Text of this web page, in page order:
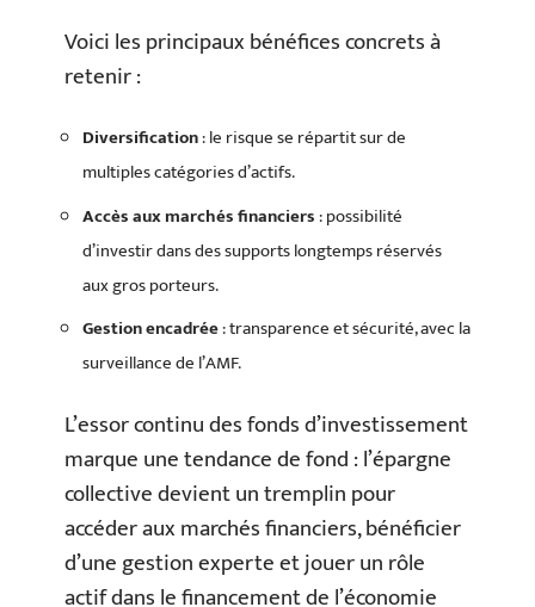
Voici les principaux bénéfices concrets à
retenir :
Diversification: le risque se répartit sur de
multiples catégories d’actifs.
Accès aux marchés financiers: possibilité
d’investir dans des supports longtemps réservés
aux gros porteurs.
Gestion encadrée: transparence et sécurité, avec la
surveillance de l’AMF.
L’essor continu des fonds d’investissement
marque une tendance de fond : l’épargne
collective devient un tremplin pour
accéder aux marchés financiers, bénéficier
d’une gestion experte et jouer un rôle
actif dans le financement de l’économie